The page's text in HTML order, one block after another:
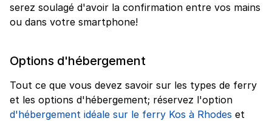
serez soulagé d'avoir la confirmation entre vos mains
ou dans votre smartphone!
Options d'hébergement
Tout ce que vous devez savoir sur les types de ferry
et les options d'hébergement; réservez l'option
d'hébergement idéale sur le ferry Kos à Rhodes et